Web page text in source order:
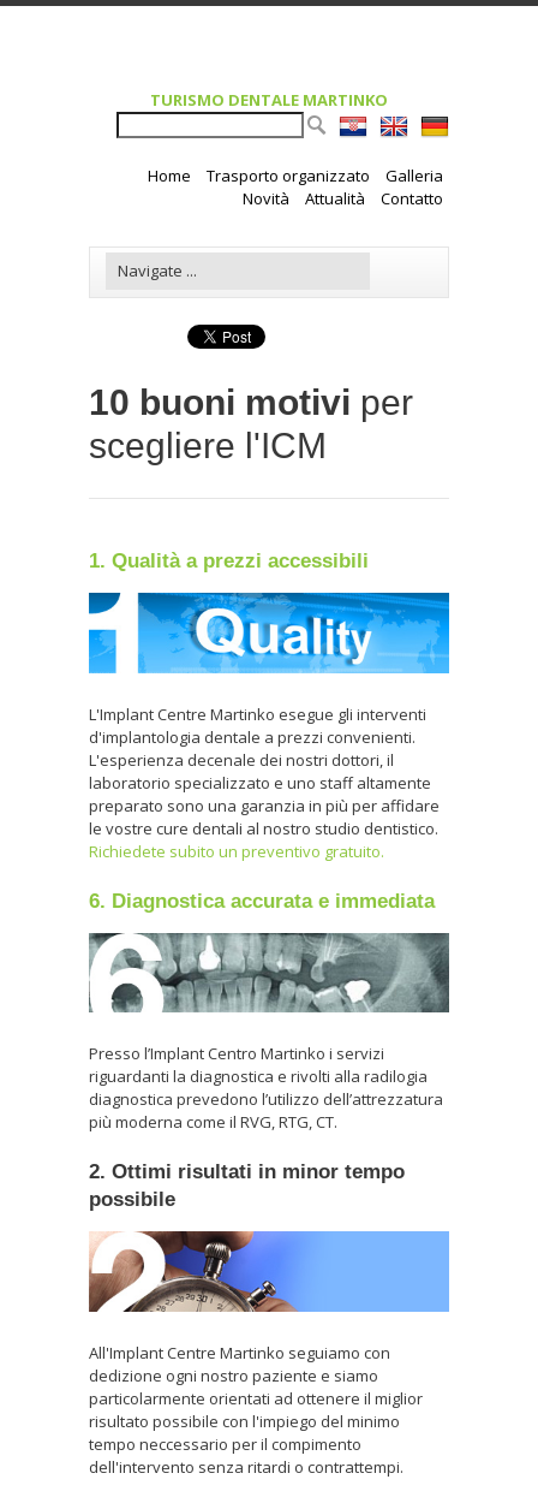
TURISMO DENTALE MARTINKO
Home Trasporto organizzato
Galleria
Novità
Attualità Contatto
10 buoni motivi per
scegliere l'ICM
1. Qualità a prezzi accessibili
L'Implant Centre Martinko esegue gli interventi
d'implantologia dentale a prezzi convenienti.
L'esperienza decenale dei nostri dottori, il
laboratorio specializzato e uno staff altamente
preparato sono una garanzia in più per affidare
le vostre cure dentali al nostro studio dentistico.
Richiedete subito un preventivo gratuito.
6. Diagnostica accurata e immediata
Presso l’Implant Centro Martinko i servizi
riguardanti la diagnostica e rivolti alla radilogia
diagnostica prevedono l’utilizzo dell’attrezzatura
più moderna come il RVG, RTG, CT.
2. Ottimi risultati in minor tempo
possibile
All'Implant Centre Martinko seguiamo con
dedizione ogni nostro paziente e siamo
particolarmente orientati ad ottenere il miglior
risultato possibile con l'impiego del minimo
tempo neccessario per il compimento
dell'intervento senza ritardi o contrattempi.